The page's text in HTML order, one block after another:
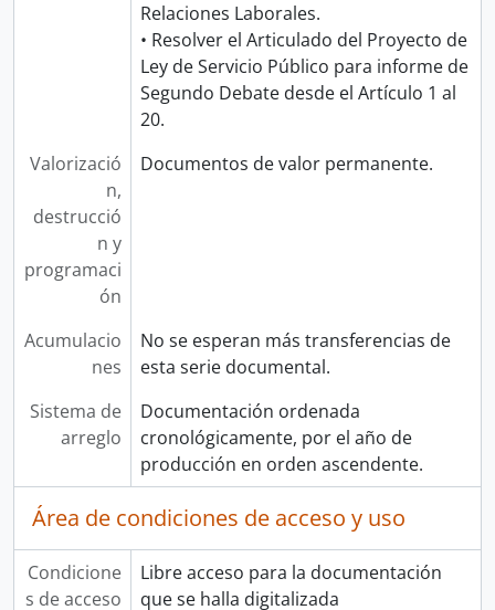
Relaciones Laborales.
• Resolver el Articulado del Proyecto de
Ley de Servicio Público para informe de
Segundo Debate desde el Artículo 1 al
20.
Valorizació
n,
destrucció
n y
programaci
ón
Documentos de valor permanente.
Acumulacio
nes
No se esperan más transferencias de
esta serie documental.
Sistema de
arreglo
Documentación ordenada
cronológicamente, por el año de
producción en orden ascendente.
Área de condiciones de acceso y uso
Condicione
s de acceso
Libre acceso para la documentación
que se halla digitalizada